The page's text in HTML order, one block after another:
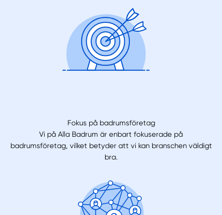
Fokus på badrumsföretag
Vi på Alla Badrum är enbart fokuserade på
badrumsföretag, vilket betyder att vi kan branschen väldigt
bra.